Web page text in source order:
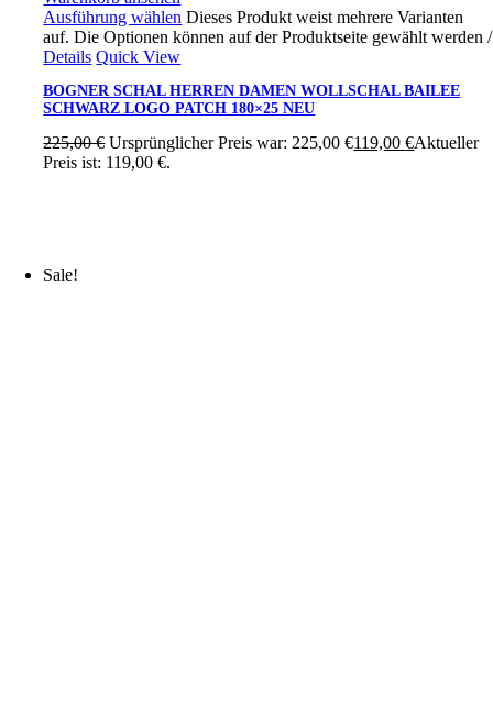
Ausführung wählen Dieses Produkt weist mehrere Varianten
auf. Die Optionen können auf der Produktseite gewählt werden/
Details Quick View
BOGNER SCHAL HERREN DAMEN WOLLSCHAL BAILEE
SCHWARZ LOGO PATCH 180×25 NEU
225,00€ Ursprünglicher Preis war: 225,00 €119,00€Aktueller
Preis ist: 119,00 €.
Sale!